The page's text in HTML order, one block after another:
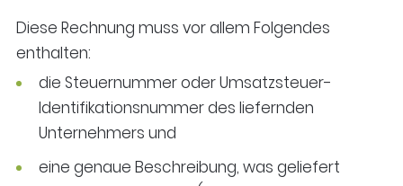
Diese Rechnung muss vor allem Folgendes
enthalten:
die Steuernummer oder Umsatzsteuer-
Identifikationsnummer des liefernden
Unternehmers und
eine genaue Beschreibung, was geliefert